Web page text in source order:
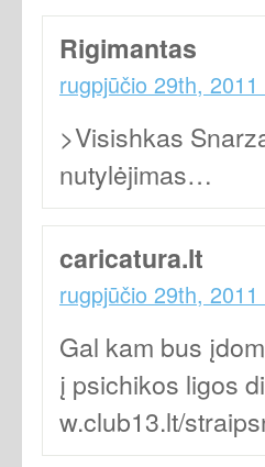
Rigimantas
rugpjūčio 29th,
>Visishkas
nutylėjimas…
caricatura.lt
rugpjūčio 29th,
Gal kam bus
į psichikos ligos
w.club13.lt/